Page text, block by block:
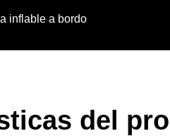
inflable a bordo
del